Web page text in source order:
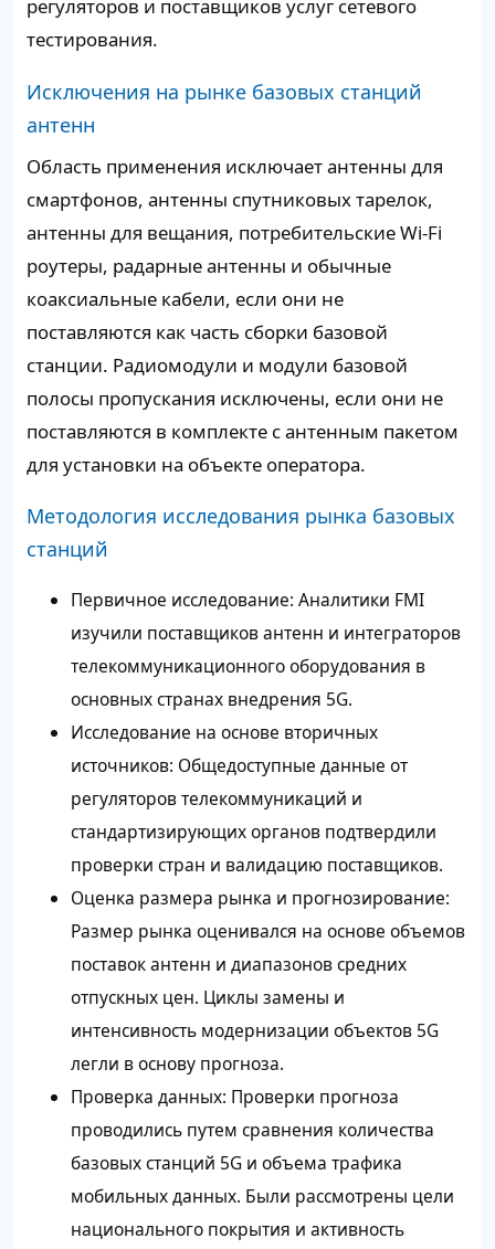
регуляторов и поставщиков услуг сетевого
тестирования.
Исключения на рынке базовых станций
антенн
Область применения исключает антенны для
смартфонов, антенны спутниковых тарелок,
антенны для вещания, потребительские Wi-Fi
роутеры, радарные антенны и обычные
коаксиальные кабели, если они не
поставляются как часть сборки базовой
станции. Радиомодули и модули базовой
полосы пропускания исключены, если они не
поставляются в комплекте с антенным пакетом
для установки на объекте оператора.
Методология исследования рынка базовых
станций
Первичное исследование: Аналитики FMI
изучили поставщиков антенн и интеграторов
телекоммуникационного оборудования в
основных странах внедрения 5G.
Исследование на основе вторичных
источников: Общедоступные данные от
регуляторов телекоммуникаций и
стандартизирующих органов подтвердили
проверки стран и валидацию поставщиков.
Оценка размера рынка и прогнозирование:
Размер рынка оценивался на основе объемов
поставок антенн и диапазонов средних
отпускных цен. Циклы замены и
интенсивность модернизации объектов 5G
легли в основу прогноза.
Проверка данных: Проверки прогноза
проводились путем сравнения количества
базовых станций 5G и объема трафика
мобильных данных. Были рассмотрены цели
национального покрытия и активность